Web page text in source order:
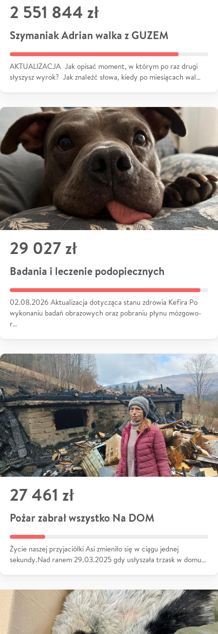
2 551 844 zł
Szymaniak Adrian walka z GUZEM
AKTUALIZACJA Jak opisać moment, w którym po raz drugi
słyszysz wyrok? Jak znaleźć słowa, kiedy po miesiącach wal…
29 027 zł
Badania i leczenie podopiecznych
02.08.2026 Aktualizacja dotycząca stanu zdrowia Kefira Po
wykonaniu badań obrazowych oraz pobraniu płynu mózgowo-
r…
27 461 zł
Pożar zabrał wszystko Na DOM
Życie naszej przyjaciółki Asi zmieniło się w ciągu jednej
sekundy.Nad ranem 29.03.2025 gdy usłyszała trzask w domu…